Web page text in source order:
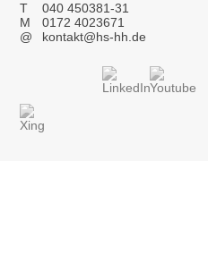
T
040 450381-31
M
0172 4023671
@
kontakt@hs-hh.de